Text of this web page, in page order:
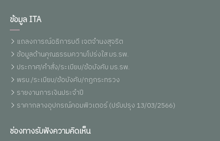
ข้อมูล ITA
แถลงการณ์อธิการบดี เจตจำนงสุจริต
ข้อมูลด้านคุณธรรมความโปร่งใส มร.รพ.
ประกาศ/คำสั่ง/ระเบียบ/ข้อบังคับ มร.รพ.
พรบ./ระเบียบ/ข้อบังคับ/กฏกระทรวง
รายงานการเงินประจำปี
ราคากลางอุปกรณ์คอมพิวเตอร์ (ปรับปรุง 13/03/2566)
ช่องทางรับฟังความคิดเห็น